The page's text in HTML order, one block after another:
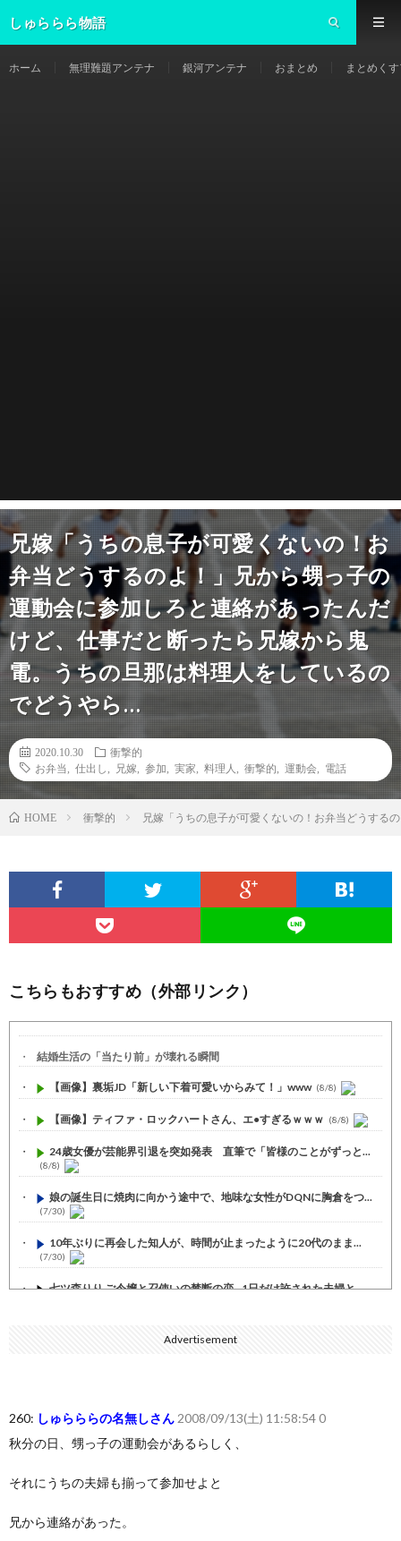
しゅららら物語
ホーム 無理難題アンテナ 銀河アンテナ おまとめ まとめく
兄嫁「うちの息子が可愛くないの！お
弁当どうするのよ！」兄から甥っ子の
運動会に参加しろと連絡があったんだ
けど、仕事だと断ったら兄嫁から鬼
電。うちの旦那は料理人をしているの
でどうやら…
2020.10.30
衝撃的
お弁当
仕出し 兄嫁 参加 実家 料理人 衝撃的 運動会 電話
HOME 衝撃的 兄嫁「うちの息子が可愛くないの！お弁当どうする
こちらもおすすめ（外部リンク）
結婚生活の「当たり前」が壊れる瞬間
【画像】裏垢JD「新しい下着可愛いからみて！」www (8/8)
【画像】ティファ・ロックハートさん、エ●すぎるｗｗｗ (8/8)
24歳女優が芸能界引退を突如発表 直筆で「皆様のことがずっと...
(8/8)
娘の誕生日に焼肉に向かう途中で、地味な女性がDQNに胸倉をつ...
(7/30)
10年ぶりに再会した知人が、時間が止まったように20代のまま...
(7/30)
七ツ森りり ご令嬢と召使いの禁断の恋…1日だけ許された夫婦と...
娘の誕生日に焼肉に向かう途中で、地味な女性がDQNに胸倉をつ...
いきなり円高 (7/30)
【セール】Apple Apple Watch、iPhoneや...
人体の中身が左右非対称なのは繊毛が回転運動をして左側に流れが...
(7/30)
可愛い彼女が部屋に入ってきた。もしかしてニンジャ？→スタイリ...
Advertisement
260: しゅらららの名無しさん 2008/09/13(土) 11:58:54 0
秋分の日、甥っ子の運動会があるらしく、
それにうちの夫婦も揃って参加せよと
兄から連絡があった。